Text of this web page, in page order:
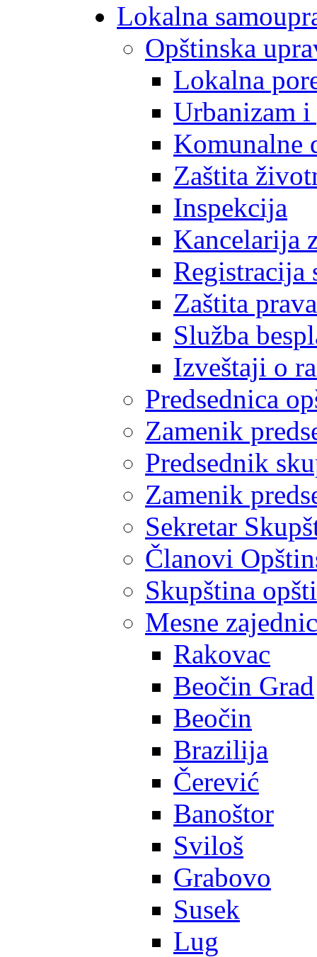
Lokalna
Opštinska
Lokalna
Urbanizam
Komunalne
Zaštita
Inspekcija
Kancelarija
Registracija
Zaštita
Služba
Izveštaji o
Predsednica
Zamenik
Predsednik
Zamenik
Sekretar
Članovi
Skupština
Mesne
Rakovac
Beočin Grad
Beočin
Brazilija
Čerević
Banoštor
Sviloš
Grabovo
Susek
Lug